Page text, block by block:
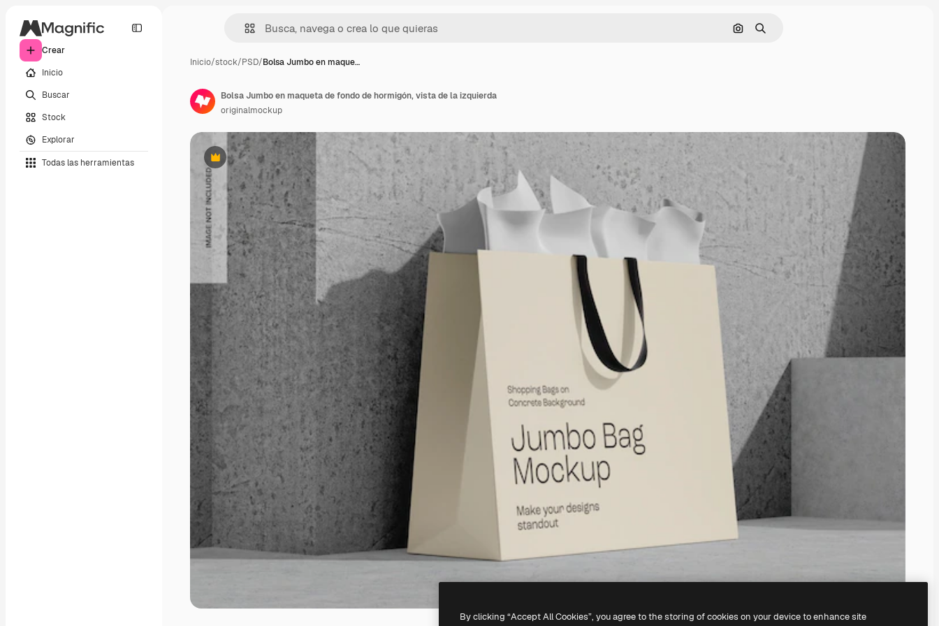
Crear
Inicio
Buscar
Stock
Explorar
Todas las herramientas
Buscar por imagen
Buscar
Inicio/stock/PSD/Bolsa Jumbo en maque…
Premium
Bolsa Jumbo en maqueta de fondo de hormigón, vista de la izquierda
originalmockup
By clicking “Accept All Cookies”, you agree to the storing of cookies on your device to enhance site